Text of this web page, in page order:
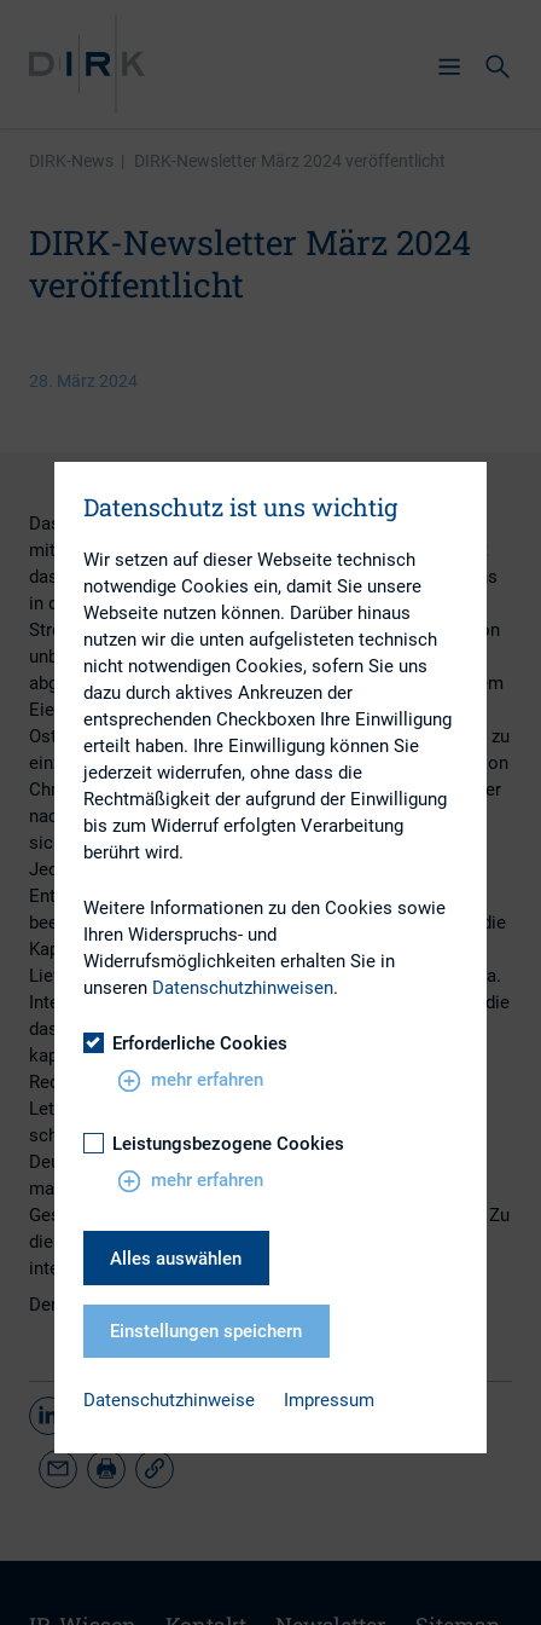
DIRK-News | DIRK-Newsletter März 2024 veröffentlicht
DIRK-Newsletter März 2024
veröffentlicht
28. März 2024
Das erste Quartal 2024 ist geschafft! Bevor der IR-Turnus
mit Q1-Reporting und Hauptversammlung weitergeht, lädt
das Osterwochenende zur Entspannung ein. Wobei wir uns
in der Redaktion fragen, was man aufgrund drohender
Streiks ausgebliebener Reiseplanung und Vorhersagen von
unbeständigem Wetter eigentlich machen kann –
abgesehen von den üblichen Osterbrunches und familiärem
Eiersuchen. Da wären beispielsweise die üblichen
Osterklassiker, um es sich vor dem Bildschirm gemütlich zu
einzurichten: Mit Ben Hur, Die Zehn Gebote und Die Passion
Christi bekommt man schon viel Zeit herum. Wem weniger
nach Drama und mehr nach etwas Leichterem ist, nimmt
sich gegebenenfalls mal wieder das Leben des Brian vor.
Jedenfalls haben wir uns überlegt, Ihre österliche
Entspannung nicht durch allzu schwere Themen zu
beeinträchtigen. Es war ja längst bekannt, dass im März die
Kappungsgrenze angehoben würde. Ebenso ist das EU-
Lieferkettengesetz kein neues, dennoch relevantes Thema.
Interessant finden wir, dass allerhand Projekte anstehen, die
das Reporting von Akquisitionen, die Bereitstellung
kapitalmarktrelevanter Daten auf EU-Ebene wie auch die
Rechtssicherheit für grüne Verbriefungen betreffen.
Letztlich ist das alles wohl noch Zukunftsmusik. Und
schließlich wollen wir Sie auf eine Auflistung der besten
Deutschland-Fonds der letzten zehn Jahre aufmerksam
machen. Das kann vielleicht als passender
Gesprächsaufhänger bei der nächsten Roadshow dienen. Zu
diesen wie auch zu weiteren Themen haben wir Ihnen
interessante Beiträge zusammengestellt.
Den März-Newsletter finden Siehier.
Datenschutz ist uns wichtig
Wir setzen auf dieser Webseite technisch
notwendige Cookies ein, damit Sie unsere
Webseite nutzen können. Darüber hinaus
nutzen wir die unten aufgelisteten technisch
nicht notwendigen Cookies, sofern Sie uns
dazu durch aktives Ankreuzen der
entsprechenden Checkboxen Ihre Einwilligung
erteilt haben. Ihre Einwilligung können Sie
jederzeit widerrufen, ohne dass die
Rechtmäßigkeit der aufgrund der Einwilligung
bis zum Widerruf erfolgten Verarbeitung
berührt wird.
Weitere Informationen zu den Cookies sowie
Ihren Widerspruchs- und
Widerrufsmöglichkeiten erhalten Sie in
unseren Datenschutzhinweisen.
Erforderliche Cookies
mehr erfahren
Leistungsbezogene Cookies
mehr erfahren
Alles auswählen
Einstellungen speichern
Datenschutzhinweise Impressum